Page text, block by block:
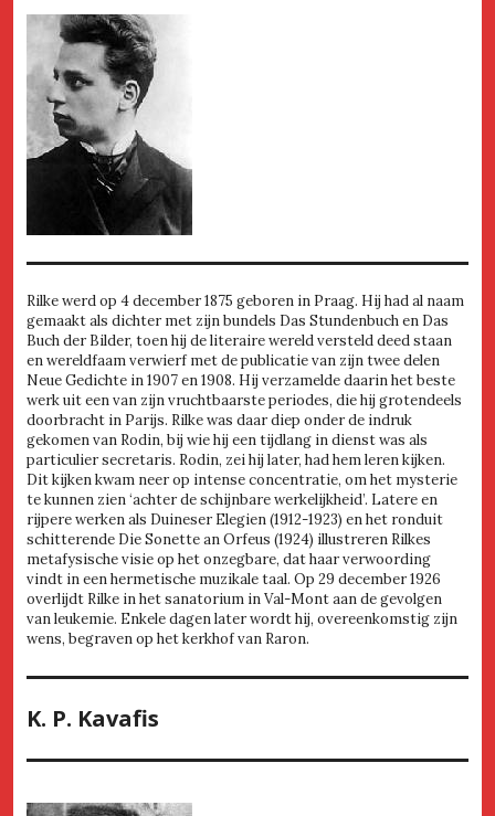
Rilke werd op 4 december 1875 geboren in Praag. Hij had al naam
gemaakt als dichter met zijn bundels Das Stundenbuch en Das
Buch der Bilder, toen hij de literaire wereld versteld deed staan
en wereldfaam verwierf met de publicatie van zijn twee delen
Neue Gedichte in 1907 en 1908. Hij verzamelde daarin het beste
werk uit een van zijn vruchtbaarste periodes, die hij grotendeels
doorbracht in Parijs. Rilke was daar diep onder de indruk
gekomen van Rodin, bij wie hij een tijdlang in dienst was als
particulier secretaris. Rodin, zei hij later, had hem leren kijken.
Dit kijken kwam neer op intense concentratie, om het mysterie
te kunnen zien ‘achter de schijnbare werkelijkheid’. Latere en
rijpere werken als Duineser Elegien (1912-1923) en het ronduit
schitterende Die Sonette an Orfeus (1924) illustreren Rilkes
metafysische visie op het onzegbare, dat haar verwoording
vindt in een hermetische muzikale taal. Op 29 december 1926
overlijdt Rilke in het sanatorium in Val-Mont aan de gevolgen
van leukemie. Enkele dagen later wordt hij, overeenkomstig zijn
wens, begraven op het kerkhof van Raron.
K. P. Kavafis